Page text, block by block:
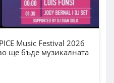
Music Festival 2026
ще бъде музикалната